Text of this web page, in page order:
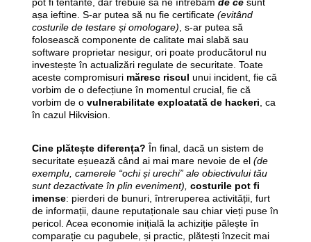
așa ieftine. S-ar putea să nu fie certificate (evitând
costurile de testare și omologare) , s-ar putea să
folosească componente de calitate mai slabă sau
software proprietar nesigur, ori poate producătorul nu
investește în actualizări regulate de securitate. Toate
aceste compromisuri măresc riscul unui incident, fie că
vorbim de o defecțiune în momentul crucial, fie că
vorbim de o vulnerabilitate exploatată de hackeri , ca
în cazul Hikvision.
Cine plătește diferența? În final, dacă un sistem de
securitate eșuează când ai mai mare nevoie de el (de
exemplu, camerele “ochi și urechi” ale obiectivului tău
sunt dezactivate în plin eveniment), costurile pot fi
imense: pierderi de bunuri, întreruperea activității, furt
de informații, daune reputaționale sau chiar vieți puse în
pericol. Acea economie inițială la achiziție pălește în
comparație cu pagubele, și practic, plătești înzecit mai